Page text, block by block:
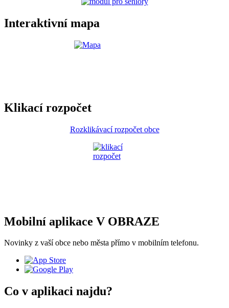
Interaktivní mapa
Klikací rozpočet
Rozklikávací rozpočet obce
Mobilní aplikace V OBRAZE
Novinky z vaší obce nebo města přímo v mobilním telefonu.
Co v aplikaci najdu?